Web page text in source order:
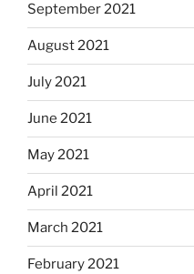
September 2021
August 2021
July 2021
June 2021
May 2021
April 2021
March 2021
February 2021